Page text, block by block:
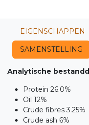
EIGENSCHAPPEN
SAMENSTELLING
Analytische
Protein 26.0%
Oil 12%
Crude fibres 3.25%
Crude ash 6%